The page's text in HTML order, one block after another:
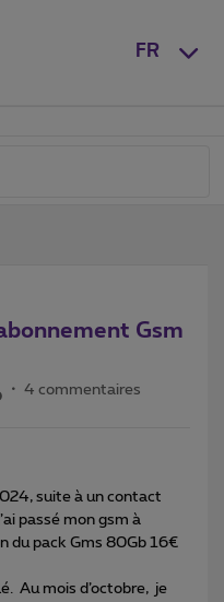
FR
Gsm
4 commentaires
suite à un contact
passé mon gsm à
du pack Gms 80Gb 16€
Au mois d’octobre, je